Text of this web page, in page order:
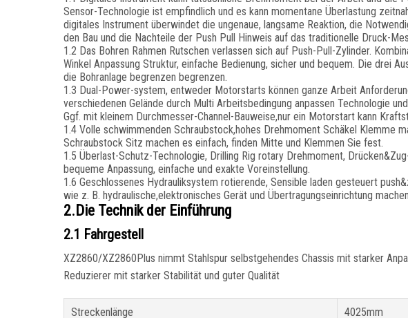
Sensor-Technologie ist empfindlich und es kann momentane Überlastung
digitales Instrument überwindet die ungenaue, langsame Reaktion, die
den Bau und die Nachteile der Push Pull Hinweis auf das traditionelle Druck-
1.2 Das Bohren Rahmen Rutschen verlassen sich auf Push-Pull-Zylinder.
Winkel Anpassung Struktur, einfache Bedienung, sicher und bequem. Die drei
die Bohranlage begrenzen begrenzen.
1.3 Dual-Power-system, entweder Motorstarts können ganze Arbeit
verschiedenen Gelände durch Multi Arbeitsbedingung anpassen Technologie
Ggf. mit kleinem Durchmesser-Channel-Bauweise,nur ein Motorstart kann
1.4 Volle schwimmenden Schraubstock,hohes Drehmoment Schäkel Klemme
Schraubstock Sitz machen es einfach, finden Mitte und Klemmen Sie fest.
1.5 Überlast-Schutz-Technologie, Drilling Rig rotary Drehmoment,
bequeme Anpassung, einfache und exakte Voreinstellung.
1.6 Geschlossenes Hydrauliksystem rotierende, Sensible laden gesteuert
wie z. B. hydraulische,elektronisches Gerät und Übertragungseinrichtung
2.Die Technik der Einführung
2.1 Fahrgestell
XZ2860/XZ2860Plus nimmt Stahlspur selbstgehendes Chassis mit starker
Reduzierer mit starker Stabilität und guter Qualität
Streckenlänge 4025mm